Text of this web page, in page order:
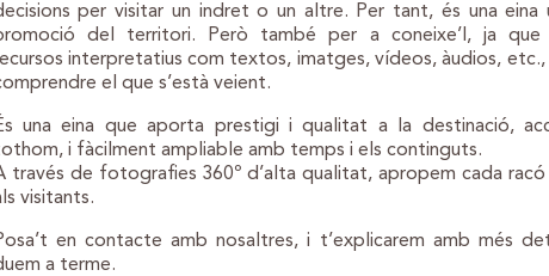
per visitar un indret o un altre. Per tant, és una
del territori. Però també per a coneixe’l, ja que
interpretatius com textos, imatges, vídeos, àudios, etc.,
el que s’està veient.
una eina que aporta prestigi i qualitat a la destinació,
i fàcilment ampliable amb temps i els continguts.
través de fotografies 360º d’alta qualitat, apropem cada
visitants.
en contacte amb nosaltres, i t’explicarem amb més
a terme.